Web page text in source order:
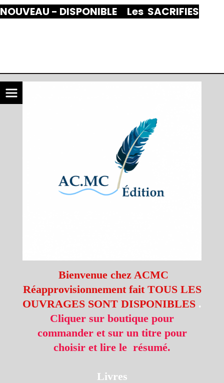
NOUVEAU - DISPONIBLE Les SACRIFIES
Bienvenue chez ACMC
Réapprovisionnement fait TOUS LES
OUVRAGES SONT DISPONIBLES .
Cliquer sur boutique pour
commander et sur un titre pour
choisir et lire le résumé.
Livres
Panneau de gestion des cookies